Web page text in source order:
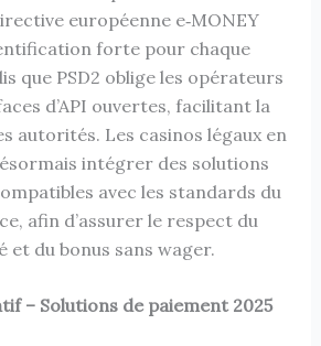
européenne e‑MONEY
forte pour chaque
que PSD2 oblige les opérateurs
d’API ouvertes, facilitant la
autorités. Les casinos légaux en
intégrer des solutions
avec les standards du
afin d’assurer le respect du
du bonus sans wager.
– Solutions de paiement 2025